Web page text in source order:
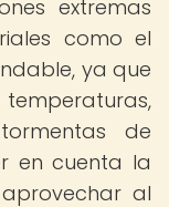
extremas
como el
ya que
de
en cuenta la
al